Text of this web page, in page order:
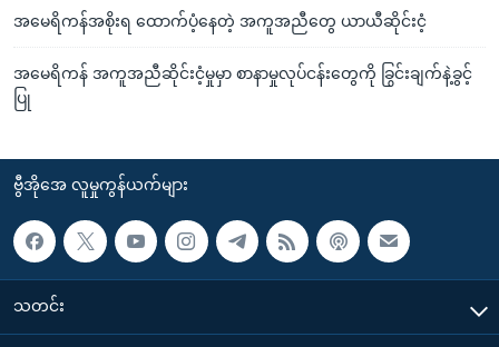
အမေရိကန်အစိုးရ ထောက်ပံ့နေတဲ့ အကူအညီတွေ ယာယီဆိုင်းငံ့
အမေရိကန် အကူအညီဆိုင်းငံ့မှုမှာ စာနာမှုလုပ်ငန်းတွေကို ခြွင်းချက်နဲ့ခွင့်
ပြု
ဗွီအိုအေ လူမှုကွန်ယက်များ
သတင်း